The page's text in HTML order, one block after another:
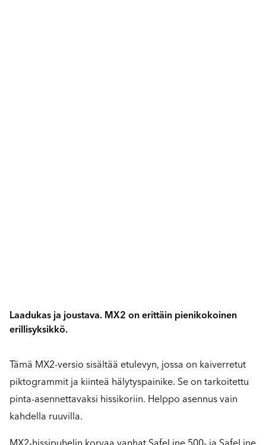
Laadukas ja joustava. MX2 on erittäin pienikokoinen
erillisyksikkö.
Tämä MX2-versio sisältää etulevyn, jossa on kaiverretut
piktogrammit ja kiinteä hälytyspainike. Se on tarkoitettu
pinta-asennettavaksi hissikoriin. Helppo asennus vain
kahdella ruuvilla.